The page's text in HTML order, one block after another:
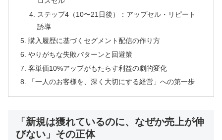
ステップ4（10〜21日後）：アップセル・リピート
誘導
購入履歴に基づくセグメント配信の作り方
やりがちな失敗パターンと回避策
客単価10%アップがもたらす利益の劇的変化
「一人のお客様を、深く大切にする経営」への第一歩
「新規は獲れているのに、なぜか売上が伸
びない」その正体